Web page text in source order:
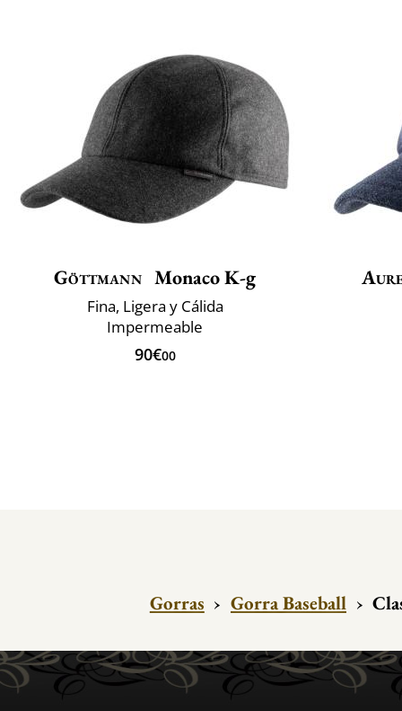
Göttmann Monaco K-g
Fina, Ligera y Cálida
Impermeable
90€00
Gorras › Gorra Baseball ›